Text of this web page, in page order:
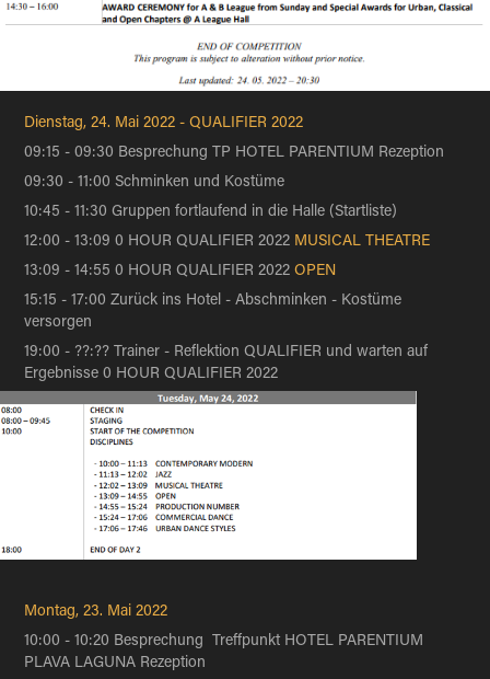
Dienstag, 24. Mai 2022 -QUALIFIER 2022
09:15 - 09:30 Besprechung TP HOTEL PARENTIUM Rezeption
09:30 - 11:00 Schminken und Kostüme
10:45 - 11:30 Gruppen fortlaufend in die Halle (Startliste)
12:00 - 13:09 0 HOUR QUALIFIER 2022 MUSICAL THEATRE
13:09 - 14:55 0 HOUR QUALIFIER 2022OPEN
15:15 - 17:00 Zurück ins Hotel - Abschminken - Kostüme
versorgen
19:00 - ??:?? Trainer - Reflektion QUALIFIER und warten auf
Ergebnisse 0 HOUR QUALIFIER 2022
Montag, 23. Mai 2022
10:00 - 10:20 Besprechung Treffpunkt HOTEL PARENTIUM
PLAVA LAGUNA Rezeption